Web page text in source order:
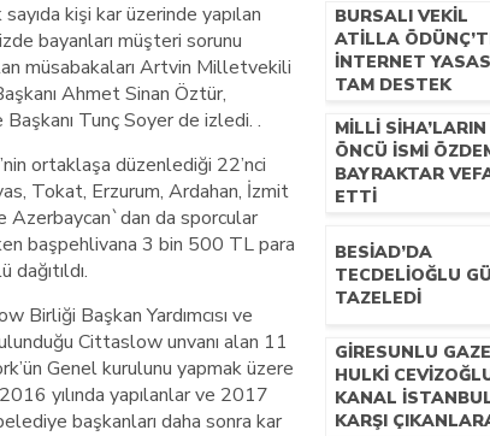
kişi kar üzerinde yapılan
bayanları müşteri sorunu
müsabakaları Artvin Milletvekili
Ahmet Sinan Öztür,
Tunç Soyer de izledi. .
ortaklaşa düzenlediği 22’nci
Tokat, Erzurum, Ardahan, İzmit
Azerbaycan`dan da sporcular
başpehlivana 3 bin 500 TL para
Başkan Yardımcısı ve
Cittaslow unvanı alan 11
Genel kurulunu yapmak üzere
yılında yapılanlar ve 2017
başkanları daha sonra kar
BURSALI VEKIL
ATILLA
INTERNET
TAM DESTEK
MILLI SIHA’LARIN
ÖNCÜ ISMI
BAYRAKTAR
ETTI
BESİAD’DA
TECDELIOĞLU
TAZELEDI
GIRESUNLU
HULKI
KANAL
KARŞI